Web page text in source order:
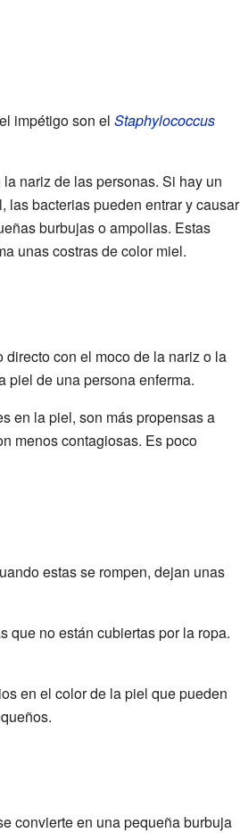
impétigo son el Staphylococcus
nariz de las personas. Si hay un
las bacterias pueden entrar y causar
burbujas o ampollas. Estas
unas costras de color miel.
con el moco de la nariz o la
piel de una persona enferma.
en la piel, son más propensas a
menos contagiosas. Es poco
estas se rompen, dejan unas
que no están cubiertas por la ropa.
en el color de la piel que pueden
convierte en una pequeña burbuja